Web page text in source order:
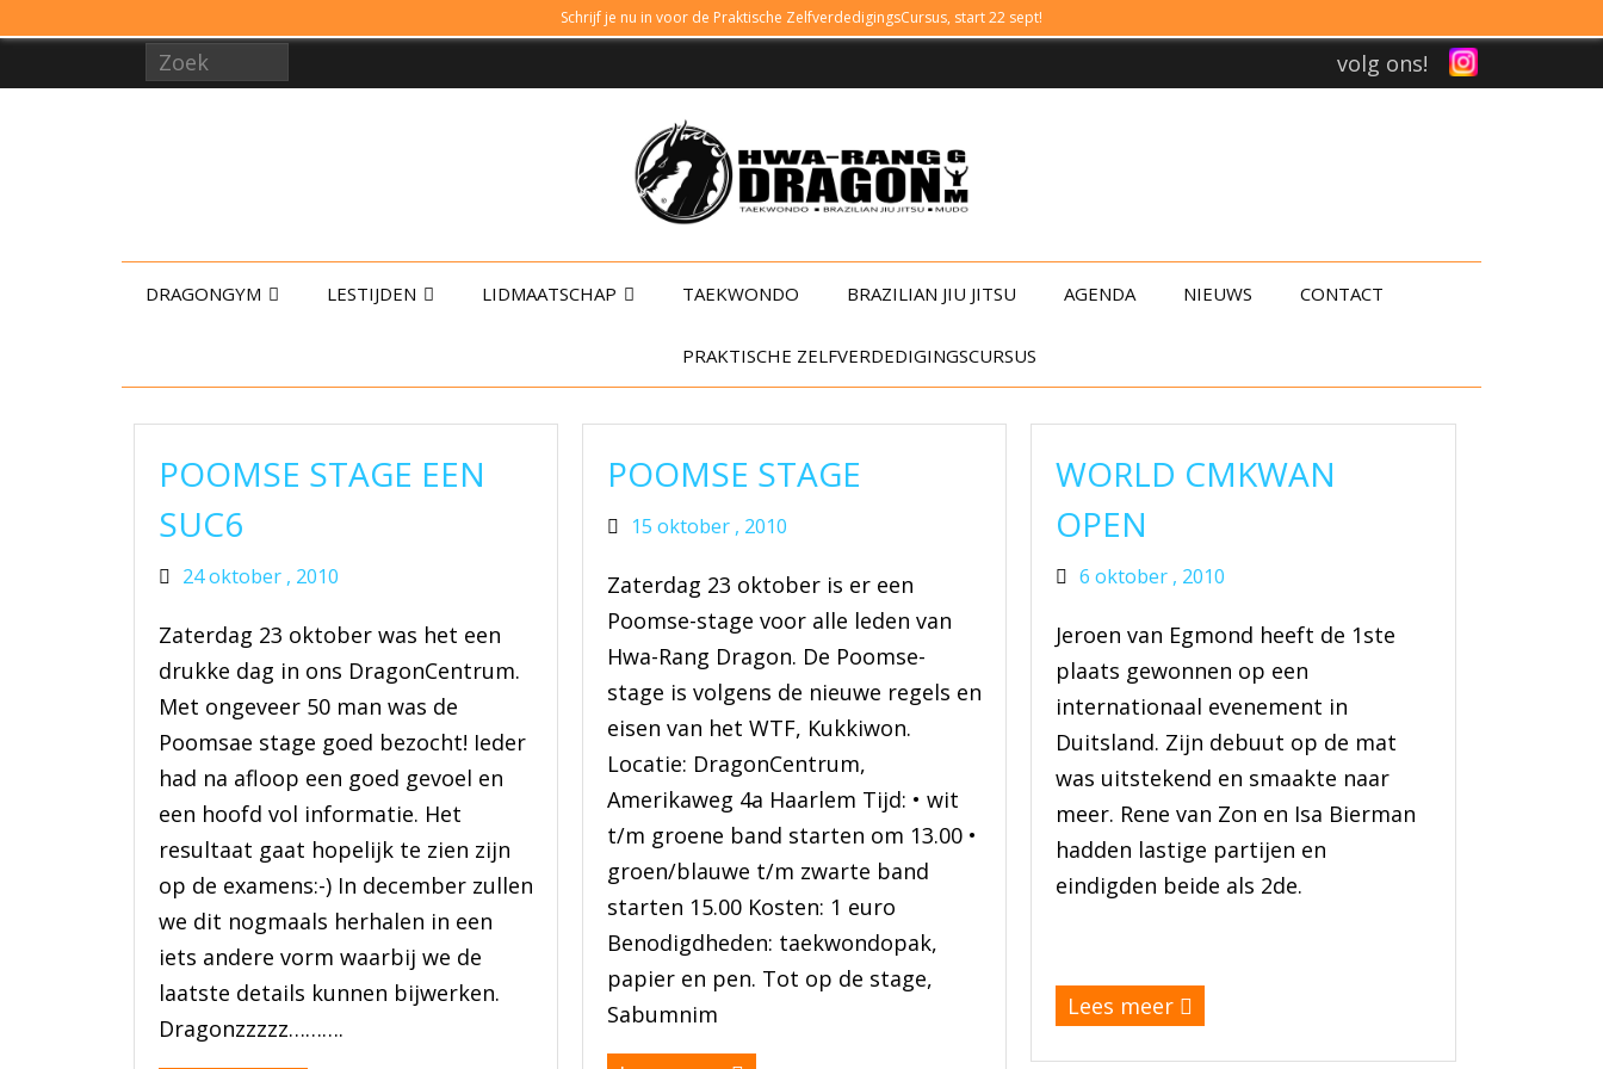
Schrijf je nu in voor de Praktische ZelfverdedigingsCursus, start 22 sept!
volg ons!
DRAGONGYM LESTIJDEN LIDMAATSCHAP TAEKWONDO BRAZILIAN JIU JITSU AGENDA NIEUWS CONTACT
PRAKTISCHE ZELFVERDEDIGINGSCURSUS
POOMSE STAGE EEN
SUC6
24 oktober , 2010
Zaterdag 23 oktober was het een
drukke dag in ons DragonCentrum.
Met ongeveer 50 man was de
Poomsae stage goed bezocht! Ieder
had na afloop een goed gevoel en
een hoofd vol informatie. Het
resultaat gaat hopelijk te zien zijn
op de examens:-) In december zullen
we dit nogmaals herhalen in een
iets andere vorm waarbij we de
laatste details kunnen bijwerken.
Dragonzzzzz……….
POOMSE STAGE
15 oktober , 2010
Zaterdag 23 oktober is er een
Poomse-stage voor alle leden van
Hwa-Rang Dragon. De Poomse-
stage is volgens de nieuwe regels en
eisen van het WTF, Kukkiwon.
Locatie: DragonCentrum,
Amerikaweg 4a Haarlem Tijd: • wit
t/m groene band starten om 13.00 •
groen/blauwe t/m zwarte band
starten 15.00 Kosten: 1 euro
Benodigdheden: taekwondopak,
papier en pen. Tot op de stage,
Sabumnim
WORLD CMKWAN
OPEN
6 oktober , 2010
Jeroen van Egmond heeft de 1ste
plaats gewonnen op een
internationaal evenement in
Duitsland. Zijn debuut op de mat
was uitstekend en smaakte naar
meer. Rene van Zon en Isa Bierman
hadden lastige partijen en
eindigden beide als 2de.
Lees meer